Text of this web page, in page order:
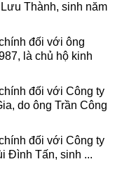
Thành, sinh năm
đối với ông
là chủ hộ kinh
đối với Công ty
do ông Trần Công
đối với Công ty
Đình Tấn, sinh ...